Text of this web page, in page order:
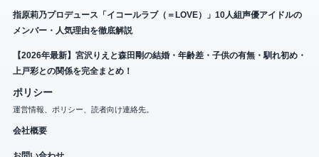
指原莉乃プロデュース「イコールラブ（＝LOVE）」10人組声優アイドルの
メンバー・人気理由を徹底解説
【2026年最新】宮沢りえと森田剛の結婚・年齢差・子供の有無・馴れ初め・
上戸彩との関係を完全まとめ！
ポリシー
運営情報、ポリシー、読者向け連絡先。
会社概要